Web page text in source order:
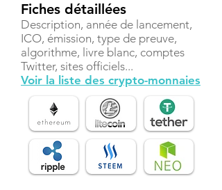
Fiches détaillées
Description, année de lancement,
ICO, émission, type de preuve,
algorithme, livre blanc, comptes
Twitter, sites officiels...
Voir la liste des crypto-monnaies